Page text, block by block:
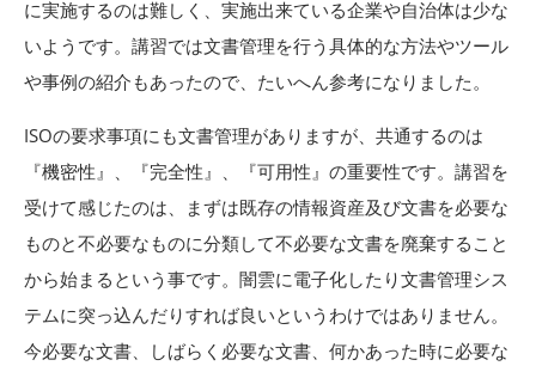
に実施するのは難しく、実施出来ている企業や自治体は少な
いようです。講習では文書管理を行う具体的な方法やツール
や事例の紹介もあったので、たいへん参考になりました。
ISOの要求事項にも文書管理がありますが、共通するのは
『機密性』、『完全性』、『可用性』の重要性です。講習を
受けて感じたのは、まずは既存の情報資産及び文書を必要な
ものと不必要なものに分類して不必要な文書を廃棄すること
から始まるという事です。闇雲に電子化したり文書管理シス
テムに突っ込んだりすれば良いというわけではありません。
今必要な文書、しばらく必要な文書、何かあった時に必要な